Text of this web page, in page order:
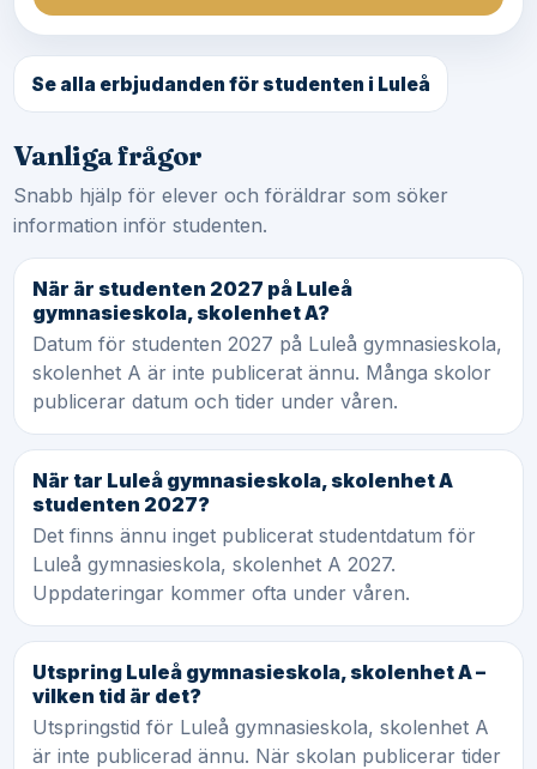
Se alla erbjudanden för studenten i Luleå
Vanliga frågor
Snabb hjälp för elever och föräldrar som söker
information inför studenten.
När är studenten 2027 på Luleå
gymnasieskola, skolenhet A?
Datum för studenten 2027 på Luleå gymnasieskola,
skolenhet A är inte publicerat ännu. Många skolor
publicerar datum och tider under våren.
När tar Luleå gymnasieskola, skolenhet A
studenten 2027?
Det finns ännu inget publicerat studentdatum för
Luleå gymnasieskola, skolenhet A 2027.
Uppdateringar kommer ofta under våren.
Utspring Luleå gymnasieskola, skolenhet A –
vilken tid är det?
Utspringstid för Luleå gymnasieskola, skolenhet A
är inte publicerad ännu. När skolan publicerar tider